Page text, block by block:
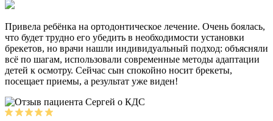
Привела ребёнка на ортодонтическое лечение. Очень боялась,
что будет трудно его убедить в необходимости установки
брекетов, но врачи нашли индивидуальный подход: объясняли
всё по шагам, использовали современные методы адаптации
детей к осмотру. Сейчас сын спокойно носит брекеты,
посещает приемы, а результат уже виден!